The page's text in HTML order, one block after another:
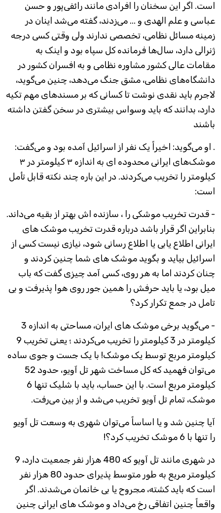
است. اگر این سخنان را افرادی مانند رائفی‌پور و حسن
عباسی و علم الهدی و ... می‌زدند، گفته می‌شد اینان در
زمینه مسائل نظامی، تخصصی ندارند ولی وقتی کسی درجه
ژنرالی دارد، سال‌ها فرمانده کل سپاه بود و اینک به
مقامات عالی کشور مشاوره نظامی و به افسران کشور در
دانشگاه‌های نظامی، مشق جنگ می‌دهد، چنین می‌گوید،
لاجرم باید نقدی نوشت تا کسانی که بر مسندهای مهم تکیه
دارد، بدانند که باید وسواس بیشتری در سخن گفتن داشته
باشند
. او می‌گوید: اخیراً یک نفر از اسرائیل آمده بود و می‌گفت:
موشک‌های ایرانی محدوده ای به اندازه ۳ کیلومتر در ۳
کیلومتر را تخریب می‌کردند. در این باره چند نکته قابل تأمل
است:
- قدرت تخریب موشکی را ، سازنده اش بهتر از بقیه می‌داند.
بنابراین اگر قرار باشد درباره قدرت تخریب موشک های
ایرانی اطلاع یابی یا اطلاع رسانی شود، نیازی نیست کسی از
اسرائیل بیاید و بگوید موشک های شما چنین کردند و
چنان کردند اما به هر روی، کسی آمد چیزی گفت که باب
میل بود، یا باید حرفش را همین جور روی هوا پذیرفت و بی
تامل در جمع تکرار کرد؟
- می‌گوید برخی موشک های ایران، مساحتی به اندازه 3
کیلومتر در 3 کیلومتر را تخریب می‌کردند ؛ یعنی تخریب 9
کیلومتر مربع توسط یک موشک! با یک جست و جوی ساده
می‌توان فهمید که کل مساخت شهر تل آویو، حدود 52
کیلومتر مربع است. با این حساب، باید با شلیک تنها 6
موشک، تمام تل آویو تخریب می‌شد و از بین می‌رفت.
آیا چنین شد و یا اساساً می‌توان شهری به وسعت تل آویو
را تنها با 6 موشک تخریب کرد؟!
در شهری مانند تل آویو که 480 هزار نفر جمعیت دارد، 9
کیلومتر مریع به طور متوسط پذیرای حدود 80 هزار نفر
است که باید کشته، مجروح یا بی خانمان می‌شدند. اگر
واقعاً چنین اتفاقی رخ می‌داد و موشک های ایرانی چنین